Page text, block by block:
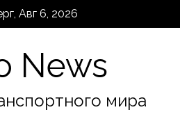
Авг 6, 2026
News
мира